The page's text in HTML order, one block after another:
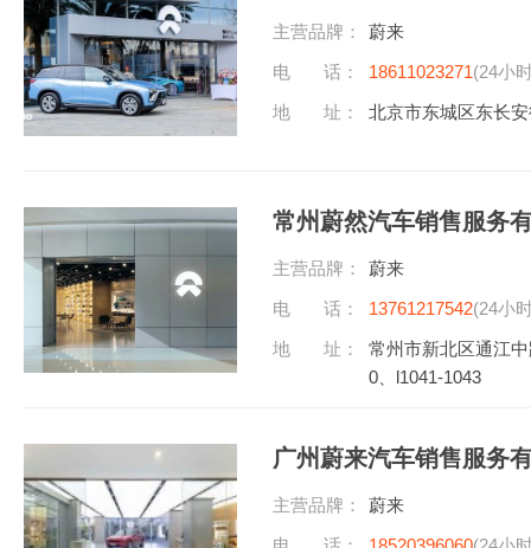
主营品牌：
蔚来
电 话：
18611023271(24小
地 址：
北京市东城区东长
常州蔚然汽车销售服务
主营品牌：
蔚来
电 话：
13761217542(24小
地 址：
常州市新北区通江
0、l1041-1043
广州蔚来汽车销售服务
主营品牌：
蔚来